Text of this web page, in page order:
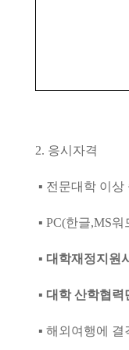
2. 응시자격
▪ 전문대학 이상
▪ PC(한글,MS워
▪ 대학재정지원
▪ 대학 산학협력
▪ 해외여행에 결